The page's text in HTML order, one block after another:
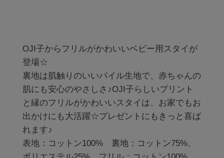
OJI子からフリルがかわいいベビー用スタイが
登場☆
裏地は肌触りのいいパイル生地で、赤ちゃんの
肌にも安心のやさしさ♪OJI子らしいプリント
と縁のフリルがかわいいスタイは、お家でもお
出かけにも大活躍☆プレゼントにもきっと喜ば
れます♪
表地：コットン100%　裏地：コットン75%、